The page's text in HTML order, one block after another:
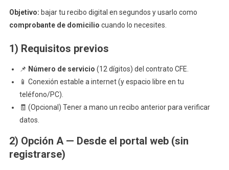
Objetivo: bajar tu recibo digital en segundos y usarlo como
comprobante de domicilio cuando lo necesites.
1) Requisitos previos
📌 Número de servicio (12 dígitos) del contrato CFE.
📱 Conexión estable a internet (y espacio libre en tu
teléfono/PC).
🧾 (Opcional) Tener a mano un recibo anterior para verificar
datos.
2) Opción A — Desde el portal web(sin
registrarse)